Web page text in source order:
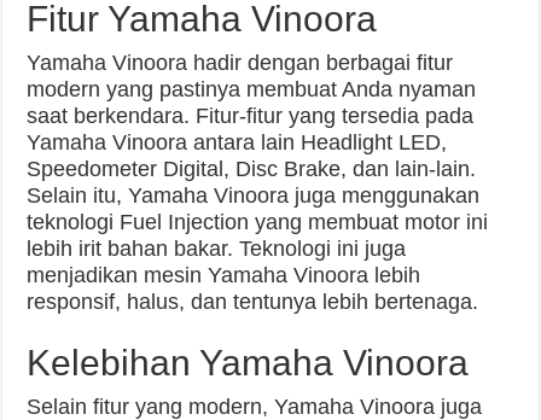
Fitur Yamaha Vinoora
Yamaha Vinoora hadir dengan berbagai fitur
modern yang pastinya membuat Anda nyaman
saat berkendara. Fitur-fitur yang tersedia pada
Yamaha Vinoora antara lain Headlight LED,
Speedometer Digital, Disc Brake, dan lain-lain.
Selain itu, Yamaha Vinoora juga menggunakan
teknologi Fuel Injection yang membuat motor ini
lebih irit bahan bakar. Teknologi ini juga
menjadikan mesin Yamaha Vinoora lebih
responsif, halus, dan tentunya lebih bertenaga.
Kelebihan Yamaha Vinoora
Selain fitur yang modern, Yamaha Vinoora juga